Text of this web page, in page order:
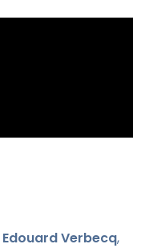
Edouard Verbecq,